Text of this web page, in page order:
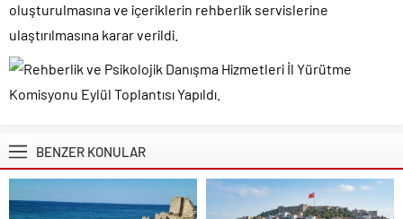
oluşturulmasına ve içeriklerin rehberlik servislerine
ulaştırılmasına karar verildi.
BENZER KONULAR